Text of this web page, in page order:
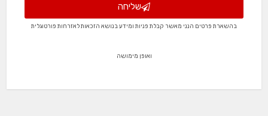
שליחה
בהשארת פרטים הנני מאשר קבלת פניות ומידע בנושא הזכאות לאזרחות פורטוגלית
ואופן מימושה